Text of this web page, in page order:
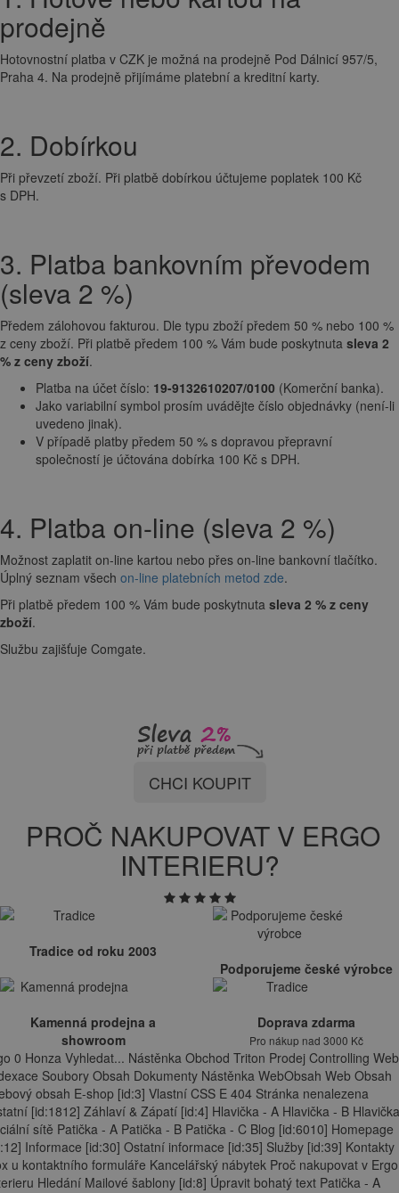
prodejně
Hotovnostní platba v CZK je možná na prodejně Pod Dálnicí 957/5,
Praha 4. Na prodejně přijímáme platební a kreditní karty.
2. Dobírkou
Při převzetí zboží. Při platbě dobírkou účtujeme poplatek 100 Kč
s DPH.
3. Platba bankovním převodem
(sleva 2 %)
Předem zálohovou fakturou. Dle typu zboží předem 50 % nebo 100 %
z ceny zboží. Při platbě předem 100 % Vám bude poskytnuta sleva 2
% z ceny zboží.
Platba na účet číslo: 19-9132610207/0100 (Komerční banka).
Jako variabilní symbol prosím uvádějte číslo objednávky (není-li
uvedeno jinak).
V případě platby předem 50 % s dopravou přepravní
společností je účtována dobírka 100 Kč s DPH.
4. Platba on-line (sleva 2 %)
Možnost zaplatit on-line kartou nebo přes on-line bankovní tlačítko.
Úplný seznam všech on-line platebních metod zde.
Při platbě předem 100 % Vám bude poskytnuta sleva 2 % z ceny
zboží.
Službu zajišťuje Comgate.
CHCI KOUPIT
PROČ NAKUPOVAT V ERGO
INTERIERU?
Tradice od roku 2003
Podporujeme české výrobce
Kamenná prodejna a
showroom
Doprava zdarma
Pro nákup nad 3000 Kč
0 Honza Vyhledat... Nástěnka Obchod Triton Prodej Controlling Web
Soubory Obsah Dokumenty Nástěnka WebObsah Web Obsah
obsah E-shop [id:3] Vlastní CSS E 404 Stránka nenalezena
[id:1812] Záhlaví & Zápatí [id:4] Hlavička - A Hlavička - B
sítě Patička - A Patička - B Patička - C Blog [id:6010] Homepage
Informace [id:30] Ostatní informace [id:35] Služby [id:39] Kontakty
u kontaktního formuláře Kancelářský nábytek Proč nakupovat v Ergo
Hledání Mailové šablony [id:8] Úpravit bohatý text Patička - A